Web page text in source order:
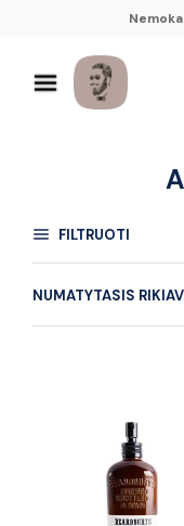
FILTRUOTI